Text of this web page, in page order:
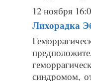
12 ноября
Лихорадка
синдромом,